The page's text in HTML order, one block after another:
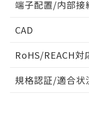
外形図
端子配置/内部接
端子配置/内部接続
CAD
ドすることができ
RoHS/REACH対
G5LE-1 DC24のRoHS
規格認証/適合状
また、RoHS
物質の対応で
既に当社にて
していること
り、2022年1
す。